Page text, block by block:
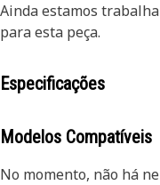
Ainda estamos
para esta peça.
Especificações
Modelos Compatíveis
No momento, não há